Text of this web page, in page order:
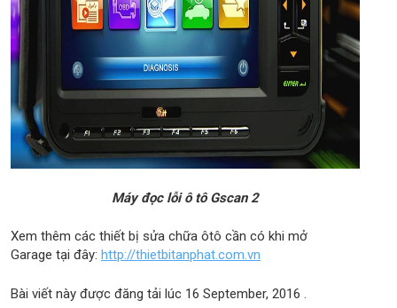
Máy đọc lỗi ô tô Gscan 2
Xem thêm các thiết bị sửa chữa ôtô cần có khi mở
Garage tại đây: http://thietbitanphat.com.vn
Bài viết này được đăng tải lúc 16 September, 2016 .